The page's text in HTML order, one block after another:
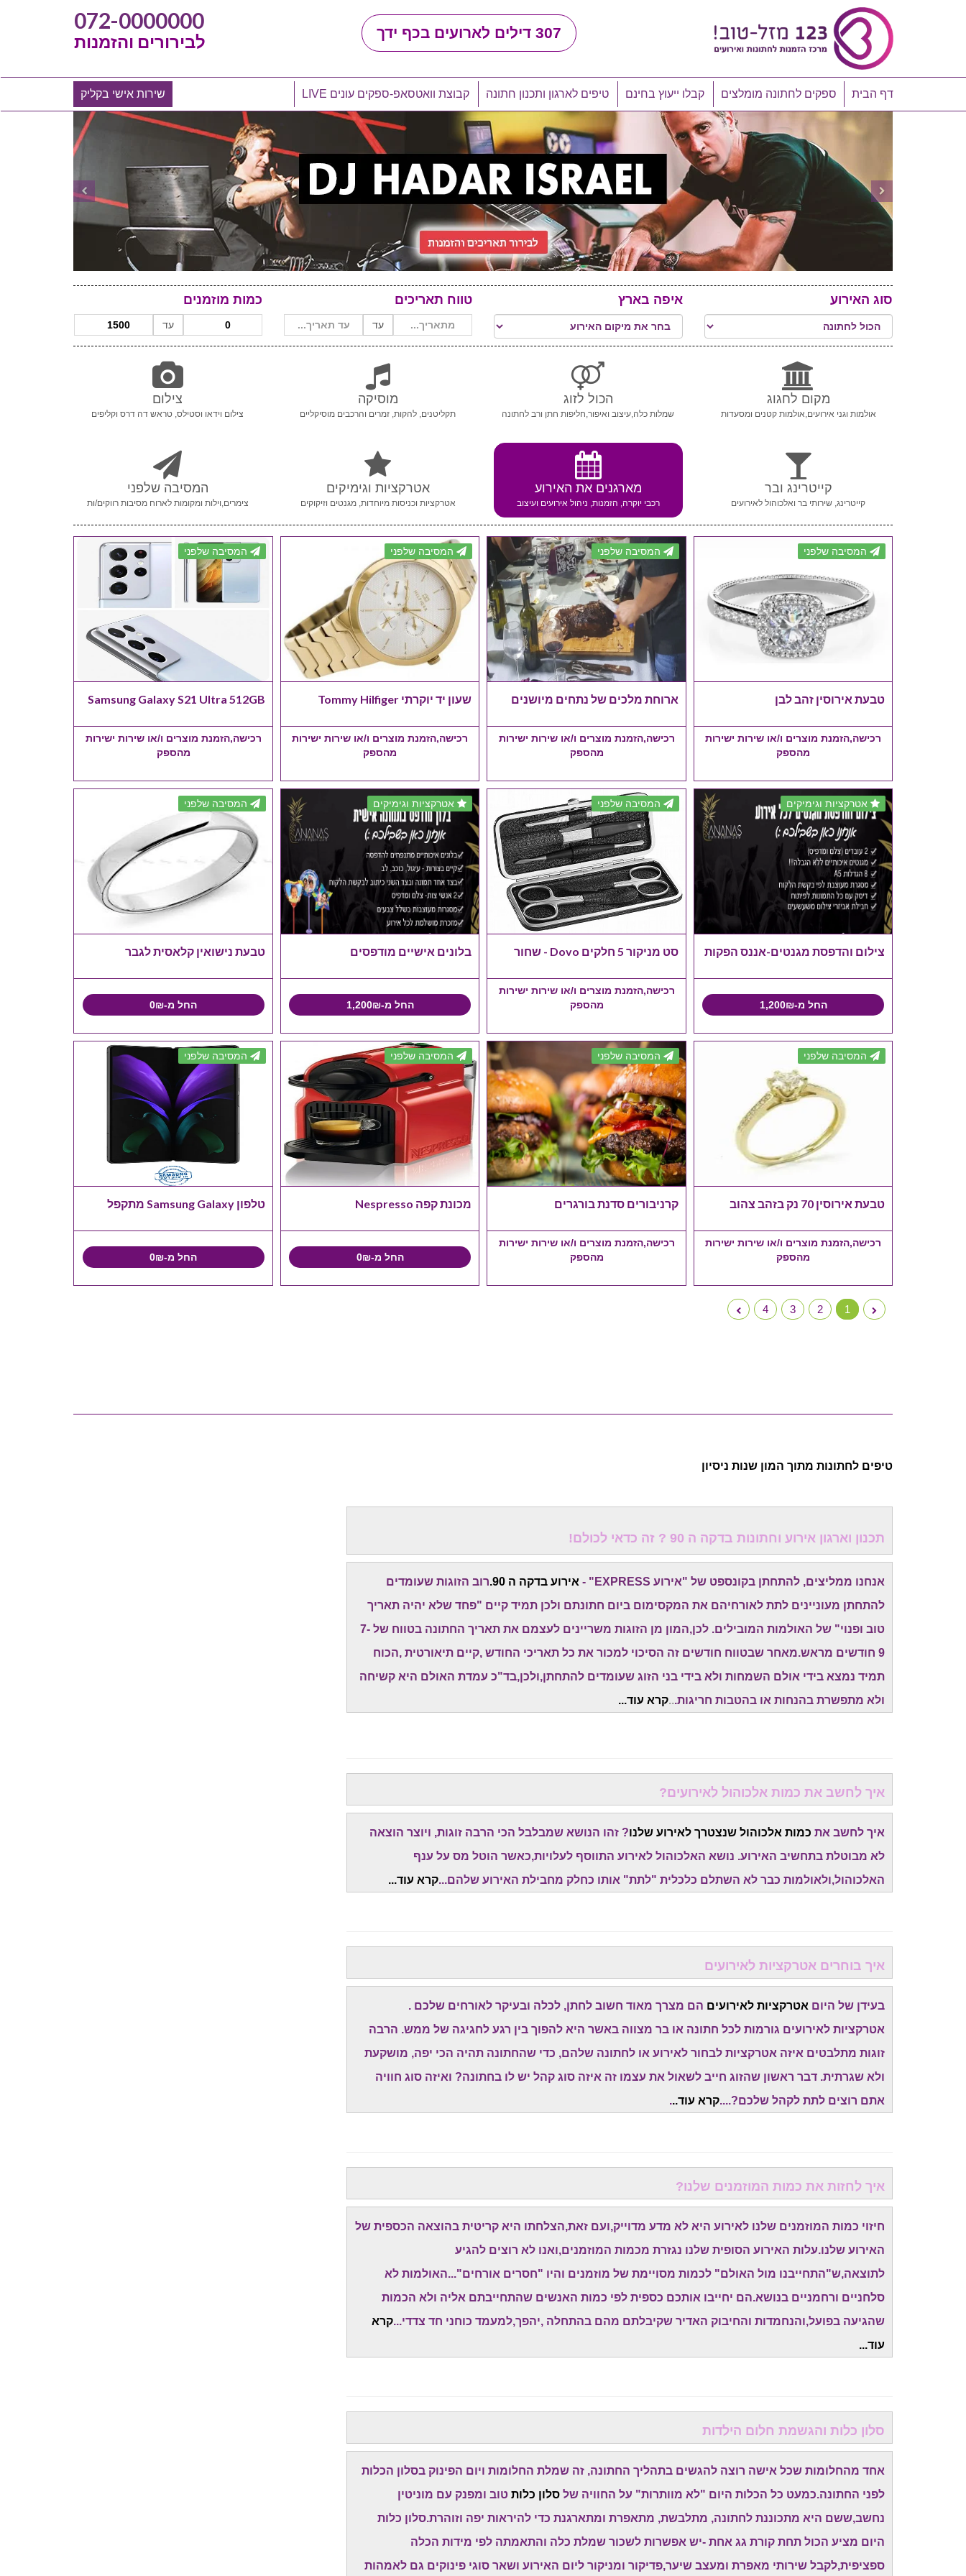
307 דילים לארועים בכף ידך 072-0000000
לבירורים והזמנות
דף הבית ספקים לחתונה מומלצים קבלו ייעוץ בחינם טיפים לארגון ותכנון חתונה קבוצת וואטסאפ-ספקים עונים LIVE שירות אישי בקליק
סוג האירוע איפה בארץ טווח תאריכים
עד
כמות מוזמנים
עד
מקום לחגוג
אולמות וגני אירועים,אולמות קטנים ומסעדות
הכול לזוג
שמלות כלה,עיצוב ואיפור,חליפות חתן ורב לחתונה
מוסיקה
תקליטנים, להקות, זמרים והרכבים מוסיקליים
צילום
צילום וידאו וסטילס, טראש דה דרס וקליפים
קייטרינג ובר
קייטרינג, שירותי בר ואלכוהול לאירועים
מארגנים את האירוע
רכבי יוקרה, הזמנות, ניהול אירועים ועיצוב
אטרקציות וגימיקים
אטרקציות וכניסות מיוחדות, מגנטים וזיקוקים
המסיבה שלפני
צימרים,וילות ומקומות לארוח מסיבות רווקים/ות
המסיבה שלפני
טבעת אירוסין זהב לבן
רכישה,הזמנת מוצרים ו/או שירות ישירות
מהספק
המסיבה שלפני
ארוחת מלכים של נתחים מיושנים
רכישה,הזמנת מוצרים ו/או שירות ישירות
מהספק
המסיבה שלפני
שעון יד יוקרתי Tommy Hilfiger
רכישה,הזמנת מוצרים ו/או שירות ישירות
מהספק
המסיבה שלפני
Samsung Galaxy S21 Ultra 512GB
רכישה,הזמנת מוצרים ו/או שירות ישירות
מהספק
אטרקציות וגימיקים
צילום והדפסת מגנטים-אננס הפקות
החל מ-1,200₪
המסיבה שלפני
סט מניקור 5 חלקים Dovo - שחור
רכישה,הזמנת מוצרים ו/או שירות ישירות
מהספק
אטרקציות וגימיקים
בלונים אישיים מודפסים
החל מ-1,200₪
המסיבה שלפני
טבעת נישואין קלאסית לגבר
החל מ-0₪
המסיבה שלפני
טבעת אירוסין 70 נק בזהב צהוב
רכישה,הזמנת מוצרים ו/או שירות ישירות
מהספק
המסיבה שלפני
קרניבורים סדנת בורגרים
רכישה,הזמנת מוצרים ו/או שירות ישירות
מהספק
המסיבה שלפני
מכונת קפה Nespresso
החל מ-0₪
המסיבה שלפני
טלפון Samsung Galaxy מתקפל
החל מ-0₪
1
2
3
4
טיפים לחתונות מתוך המון שנות ניסיון
תכנון וארגון אירוע וחתונות בדקה ה 90 ? זה כדאי לכולם!
אנחנו ממליצים, להתחתן בקונספט של "אירוע EXPRESS" - אירוע בדקה ה 90.
רוב הזוגות שעומדים
להתחתן מעוניינים לתת לאורחיהם את המקסימום ביום חתונתם ולכן תמיד קיים "פחד שלא יהיה תאריך
טוב ופנוי" של האולמות המובילים. לכן,המון מן הזוגות משריינים לעצמם את תאריך החתונה בטווח של 7-
9 חודשים מראש.מאחר שבטווח חודשים זה הסיכוי למכור את כל תאריכי החודש ,קיים תיאורטית ,הכוח
תמיד נמצא בידי אולם השמחות ולא בידי בני הזוג שעומדים להתחתן,ולכן,בד"כ עמדת האולם היא קשיחה
ולא מתפשרת בהנחות או בהטבות חריגות...קרא עוד...
איך לחשב את כמות אלכוהול לאירועים?
איך לחשב את כמות אלכוהול שנצטרך לאירוע שלנו? זהו הנושא שמבלבל הכי הרבה זוגות, ויוצר הוצאה
לא מבוטלת בתחשיב האירוע. נושא האלכוהול לאירוע התווסף לעלויות,כאשר הוטל מס על ענף
האלכוהול,ולאולמות כבר לא השתלם כלכלית "לתת" אותו כחלק מחבילת האירוע שלהם...קרא עוד...
איך בוחרים אטרקציות לאירועים
בעידן של היום אטרקציות לאירועים הם מצרך מאוד חשוב לחתן, לכלה ובעיקר לאורחים שלכם .
אטרקציות לאירועים גורמות לכל חתונה או בר מצווה באשר היא להפוך בין רגע לחגיגה של ממש. הרבה
זוגות מתלבטים איזה אטרקציות לבחור לאירוע או לחתונה שלהם, כדי שהחתונה תהיה הכי יפה, מושקעת
ולא שגרתית. דבר ראשון שהזוג חייב לשאול את עצמו זה איזה סוג קהל יש לו בחתונה? ואיזה סוג חוויה
אתם רוצים לתת לקהל שלכם?....קרא עוד...
איך לחזות את כמות המוזמנים שלנו?
חיזוי כמות המוזמנים שלנו לאירוע היא לא מדע מדוייק,ועם זאת,הצלחתו היא קריטית בהוצאה הכספית של
האירוע שלנו.עלות האירוע הסופית שלנו נגזרת מכמות המוזמנים,ואנו לא רוצים להגיע
לתוצאה,ש"התחייבנו מול האולם" לכמות מסויימת של מוזמנים והיו "חסרים אורחים"...האולמות לא
סלחניים ורחמניים בנושא.הם יחייבו אותכם כספית לפי כמות האנשים שהתחייבתם אליה ולא הכמות
שהגיעה בפועל,והנחמדות והחיבוק האדיר שקיבלתם מהם בהתחלה ,יהפך,למעמד כוחני חד צדדי...קרא
עוד...
סלון כלות והגשמת חלום הילדות
אחד מהחלומות שכל אישה רוצה להגשים בתהליך החתונה, זה שמלת החלומות ויום הפינוק בסלון הכלות
לפני החתונה.כמעט כל הכלות היום "לא מוותרות" על החוויה של סלון כלות טוב ומפנק עם מוניטין
נחשב,ששם היא מתכוננת לחתונה, מתלבשת, מתאפרת ומתארגנת כדי להיראות יפה וזוהרת.סלון כלות
היום מציע הכול תחת קורת גג אחת -יש אפשרות לשכור שמלת כלה והתאמתה לפי מידות הכלה
ספציפית,לקבל שירותי מאפרת ומעצב שיער,פדיקור ומניקור ליום האירוע ושאר סוגי פינוקים גם לאמהות